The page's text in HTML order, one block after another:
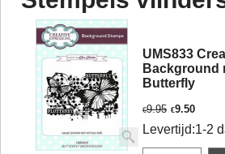
UMS833
Background
Butterfly
€9.95 €9.50
Levertijd:1-2